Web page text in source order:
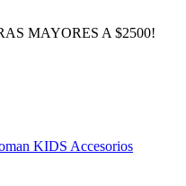
MAYORES A $2500!
KIDS Accesorios